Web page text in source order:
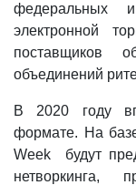
федеральных
электронной
поставщиков
объединений
В 2020 году
формате. На
Week будут
нетворкинга,